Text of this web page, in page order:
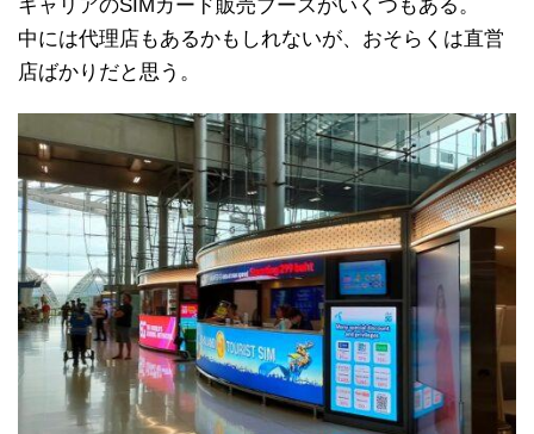
キャリアのSIMカード販売ブースがいくつもある。
中には代理店もあるかもしれないが、おそらくは直営
店ばかりだと思う。